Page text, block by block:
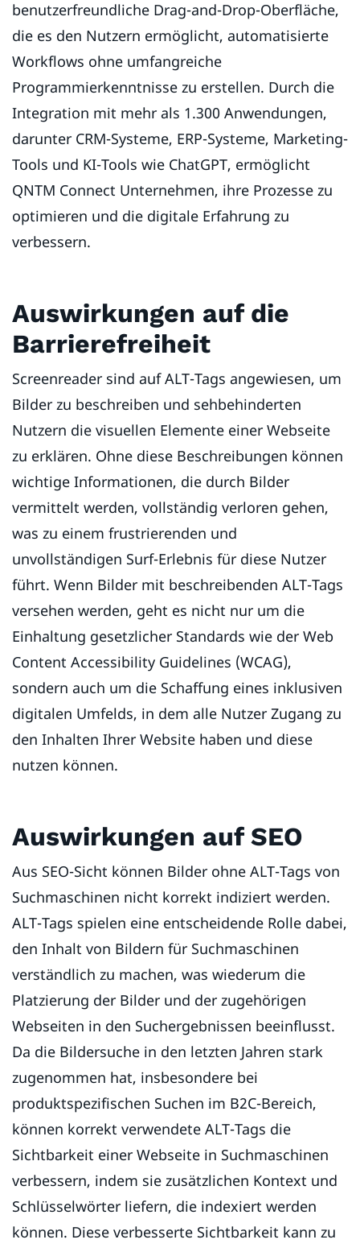
benutzerfreundliche Drag-and-Drop-Oberfläche,
die es den Nutzern ermöglicht, automatisierte
Workflows ohne umfangreiche
Programmierkenntnisse zu erstellen. Durch die
Integration mit mehr als 1.300 Anwendungen,
darunter CRM-Systeme, ERP-Systeme, Marketing-
Tools und KI-Tools wie ChatGPT, ermöglicht
QNTM Connect Unternehmen, ihre Prozesse zu
optimieren und die digitale Erfahrung zu
verbessern.
Auswirkungen auf die
Barrierefreiheit
Screenreader sind auf ALT-Tags angewiesen, um
Bilder zu beschreiben und sehbehinderten
Nutzern die visuellen Elemente einer Webseite
zu erklären. Ohne diese Beschreibungen können
wichtige Informationen, die durch Bilder
vermittelt werden, vollständig verloren gehen,
was zu einem frustrierenden und
unvollständigen Surf-Erlebnis für diese Nutzer
führt. Wenn Bilder mit beschreibenden ALT-Tags
versehen werden, geht es nicht nur um die
Einhaltung gesetzlicher Standards wie der Web
Content Accessibility Guidelines (WCAG),
sondern auch um die Schaffung eines inklusiven
digitalen Umfelds, in dem alle Nutzer Zugang zu
den Inhalten Ihrer Website haben und diese
nutzen können.
Auswirkungen auf SEO
Aus SEO-Sicht können Bilder ohne ALT-Tags von
Suchmaschinen nicht korrekt indiziert werden.
ALT-Tags spielen eine entscheidende Rolle dabei,
den Inhalt von Bildern für Suchmaschinen
verständlich zu machen, was wiederum die
Platzierung der Bilder und der zugehörigen
Webseiten in den Suchergebnissen beeinflusst.
Da die Bildersuche in den letzten Jahren stark
zugenommen hat, insbesondere bei
produktspezifischen Suchen im B2C-Bereich,
können korrekt verwendete ALT-Tags die
Sichtbarkeit einer Webseite in Suchmaschinen
verbessern, indem sie zusätzlichen Kontext und
Schlüsselwörter liefern, die indexiert werden
können. Diese verbesserte Sichtbarkeit kann zu